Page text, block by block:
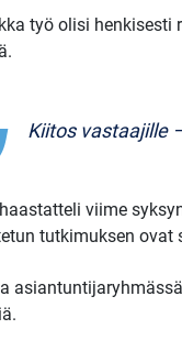
työ olisi henkisesti
Kiitos vastaajille
viime
tutkimuksen ovat